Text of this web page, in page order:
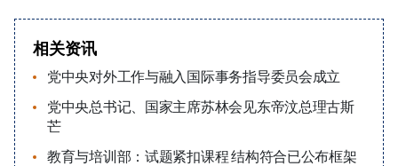
相关资讯
党中央对外工作与融入国际事务指导委员会成立
党中央总书记、国家主席苏林会见东帝汶总理古斯
芒
教育与培训部：试题紧扣课程 结构符合已公布框架